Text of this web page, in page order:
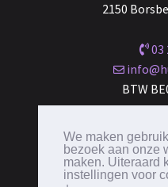
We maken
bezoek aan onze
maken. Uiteraard
instellingen voor
2150
03
BTW
Maandag tot